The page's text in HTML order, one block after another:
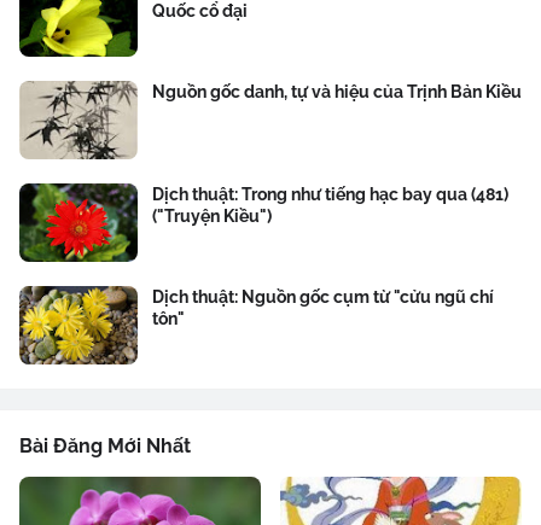
Quốc cổ đại
Nguồn gốc danh, tự và hiệu của Trịnh Bản Kiều
Dịch thuật: Trong như tiếng hạc bay qua (481)
("Truyện Kiều")
Dịch thuật: Nguồn gốc cụm từ "cửu ngũ chí
tôn"
Bài Đăng Mới Nhất